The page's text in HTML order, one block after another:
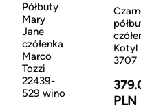
Półbuty
Mary
Jane
czółenka
Marco
Tozzi
22439-
529 wino
Kotyl
3707
PLN